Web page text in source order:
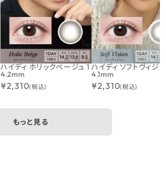
ハイディ ホリックベージュ 1
4.2mm
¥2,310(税込)
ハイディ ソフトヴィジ
4.1mm
¥2,310(税込)
もっと見る